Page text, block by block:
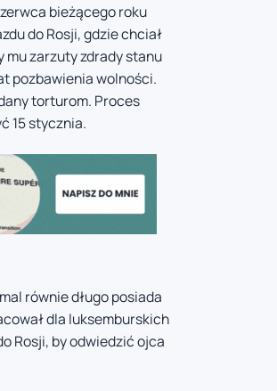
bieżącego roku
do Rosji, gdzie chciał
mu zarzuty zdrady stanu
pozbawienia wolności.
torturom. Proces
15 stycznia.
równie długo posiada
dla luksemburskich
Rosji, by odwiedzić ojca